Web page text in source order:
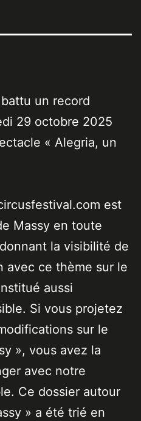
un record
29 octobre 2025
« Alegria, un
est
Massy en toute
la visibilité de
avec ce thème sur le
aussi
Si vous projetez
sur le
», vous avez la
avec notre
Ce dossier autour
» a été trié en